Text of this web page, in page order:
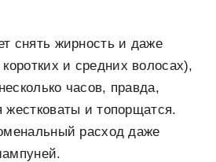
снять жирность и даже
и средних волосах),
часов, правда,
жестковаты и топорщатся.
расход даже